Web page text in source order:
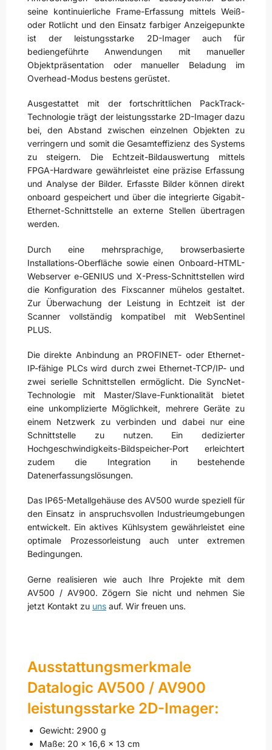
seine kontinuierliche Frame-Erfassung mittels Weiß-
oder Rotlicht und den Einsatz farbiger Anzeigepunkte
ist der leistungsstarke 2D-Imager auch für
bediengeführte Anwendungen mit manueller
Objektpräsentation oder manueller Beladung im
Overhead-Modus bestens gerüstet.
Ausgestattet mit der fortschrittlichen PackTrack-
Technologie trägt der leistungsstarke 2D-Imager dazu
bei, den Abstand zwischen einzelnen Objekten zu
verringern und somit die Gesamteffizienz des Systems
zu steigern. Die Echtzeit-Bildauswertung mittels
FPGA-Hardware gewährleistet eine präzise Erfassung
und Analyse der Bilder. Erfasste Bilder können direkt
onboard gespeichert und über die integrierte Gigabit-
Ethernet-Schnittstelle an externe Stellen übertragen
werden.
Durch eine mehrsprachige, browserbasierte
Installations-Oberfläche sowie einen Onboard-HTML-
Webserver e-GENIUS und X-Press-Schnittstellen wird
die Konfiguration des Fixscanner mühelos gestaltet.
Zur Überwachung der Leistung in Echtzeit ist der
Scanner vollständig kompatibel mit WebSentinel
PLUS.
Die direkte Anbindung an PROFINET- oder Ethernet-
IP-fähige PLCs wird durch zwei Ethernet-TCP/IP- und
zwei serielle Schnittstellen ermöglicht. Die SyncNet-
Technologie mit Master/Slave-Funktionalität bietet
eine unkomplizierte Möglichkeit, mehrere Geräte zu
einem Netzwerk zu verbinden und dabei nur eine
Schnittstelle zu nutzen. Ein dedizierter
Hochgeschwindigkeits-Bildspeicher-Port erleichtert
zudem die Integration in bestehende
Datenerfassungslösungen.
Das IP65-Metallgehäuse des AV500 wurde speziell für
den Einsatz in anspruchsvollen Industrieumgebungen
entwickelt. Ein aktives Kühlsystem gewährleistet eine
optimale Prozessorleistung auch unter extremen
Bedingungen.
Gerne realisieren wie auch Ihre Projekte mit dem
AV500 / AV900. Zögern Sie nicht und nehmen Sie
jetzt Kontakt zu uns auf. Wir freuen uns.
Ausstattungsmerkmale
Datalogic AV500 / AV900
leistungsstarke 2D-Imager:
Gewicht: 2900 g
Maße: 20 x 16,6 x 13 cm